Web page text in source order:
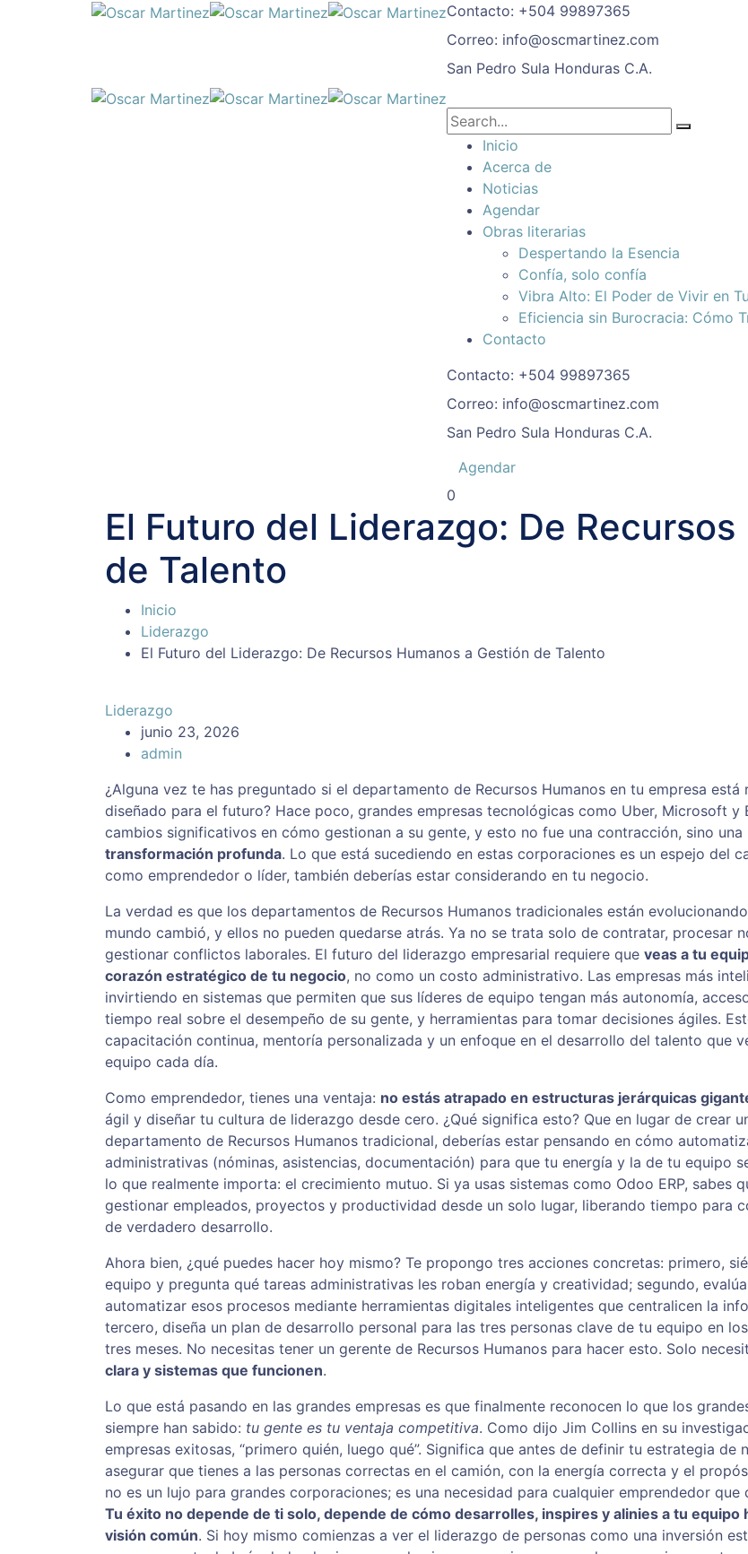
Contacto: +504 99897365
Correo: info@oscmartinez.com
San Pedro Sula Honduras C.A.
Inicio
Acerca de
Noticias
Agendar
Obras literarias
Despertando la Esencia
Confía, solo confía
Vibra Alto: El Poder de Vivir en
Eficiencia sin Burocracia: Cómo
Contacto
Contacto: +504 99897365
Correo: info@oscmartinez.com
San Pedro Sula Honduras C.A.
Agendar
0
El Futuro del Liderazgo: De
de Talento
Inicio
Liderazgo
El Futuro del Liderazgo: De Recursos Humanos a Gestión de Talento
Liderazgo
junio 23, 2026
admin
¿Alguna vez te has preguntado si el departamento de Recursos Humanos en tu empresa está
diseñado para el futuro? Hace poco, grandes empresas tecnológicas como Uber, Microsoft y
cambios significativos en cómo gestionan a su gente, y esto no fue una contracción, sino una
transformación profunda. Lo que está sucediendo en estas corporaciones es un espejo del
como emprendedor o líder, también deberías estar considerando en tu negocio.
La verdad es que los departamentos de Recursos Humanos tradicionales están
mundo cambió, y ellos no pueden quedarse atrás. Ya no se trata solo de contratar, procesar
gestionar conflictos laborales. El futuro del liderazgo empresarial requiere que veas a tu
corazón estratégico de tu negocio, no como un costo administrativo. Las empresas más
invirtiendo en sistemas que permiten que sus líderes de equipo tengan más autonomía,
tiempo real sobre el desempeño de su gente, y herramientas para tomar decisiones ágiles.
capacitación continua, mentoría personalizada y un enfoque en el desarrollo del talento que
equipo cada día.
Como emprendedor, tienes una ventaja: no estás atrapado en estructuras jerárquicas
ágil y diseñar tu cultura de liderazgo desde cero. ¿Qué significa esto? Que en lugar de crear
departamento de Recursos Humanos tradicional, deberías estar pensando en cómo
administrativas (nóminas, asistencias, documentación) para que tu energía y la de tu equipo
lo que realmente importa: el crecimiento mutuo. Si ya usas sistemas como Odoo ERP, sabes
gestionar empleados, proyectos y productividad desde un solo lugar, liberando tiempo para
de verdadero desarrollo.
Ahora bien, ¿qué puedes hacer hoy mismo? Te propongo tres acciones concretas: primero,
equipo y pregunta qué tareas administrativas les roban energía y creatividad; segundo,
automatizar esos procesos mediante herramientas digitales inteligentes que centralicen la
tercero, diseña un plan de desarrollo personal para las tres personas clave de tu equipo en
tres meses. No necesitas tener un gerente de Recursos Humanos para hacer esto. Solo
clara y sistemas que funcionen.
Lo que está pasando en las grandes empresas es que finalmente reconocen lo que los
siempre han sabido: tu gente es tu ventaja competitiva. Como dijo Jim Collins en su
empresas exitosas, “primero quién, luego qué”. Significa que antes de definir tu estrategia de
asegurar que tienes a las personas correctas en el camión, con la energía correcta y el
no es un lujo para grandes corporaciones; es una necesidad para cualquier emprendedor que
Tu éxito no depende de ti solo, depende de cómo desarrolles, inspires y alinies a tu equipo
visión común. Si hoy mismo comienzas a ver el liderazgo de personas como una inversión